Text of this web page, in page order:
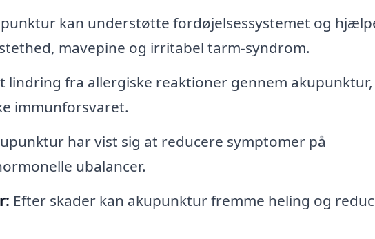
kan understøtte fordøjelsessystemet og
mavepine og irritabel tarm-syndrom.
lindring fra allergiske reaktioner gennem akupunktur,
immunforsvaret.
har vist sig at reducere symptomer på
ubalancer.
Efter skader kan akupunktur fremme heling og